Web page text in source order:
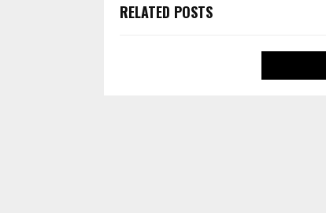
RELATED POSTS